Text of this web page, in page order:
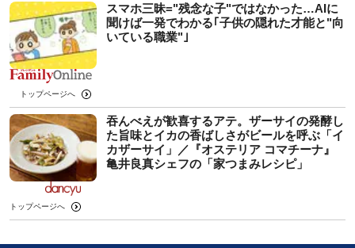
スマホ三昧="残念な子"ではなかった…AIに
聞けば一発でわかる｢子供の隠れた才能と"向
いている職業"｣
トップページへ
吞んべえが歓喜するアテ。ザーサイの発酵し
た旨味とイカの香ばしさがビールを呼ぶ「イ
カザーサイ」／『オステリア コマチーナ』
⻲井良真シェフの「家つまみレシピ」
トップページへ